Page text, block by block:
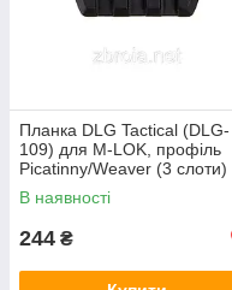
Планка DLG Tactical (DLG-
109) для M-LOK, профіль
Picatinny/Weaver (3 слоти)
чорна
В наявності
244 ₴